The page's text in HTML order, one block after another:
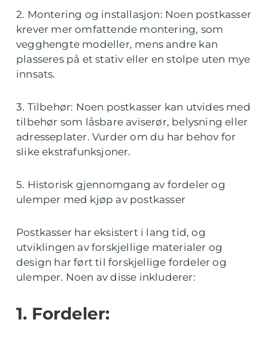
2. Montering og installasjon: Noen postkasser
krever mer omfattende montering, som
vegghengte modeller, mens andre kan
plasseres på et stativ eller en stolpe uten mye
innsats.
3. Tilbehør: Noen postkasser kan utvides med
tilbehør som låsbare aviserør, belysning eller
adresseplater. Vurder om du har behov for
slike ekstrafunksjoner.
5. Historisk gjennomgang av fordeler og
ulemper med kjøp av postkasser
Postkasser har eksistert i lang tid, og
utviklingen av forskjellige materialer og
design har ført til forskjellige fordeler og
ulemper. Noen av disse inkluderer:
1. Fordeler: